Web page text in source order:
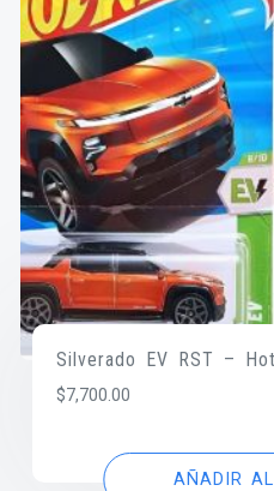
Silverado EV RST –
$7,700.00
AÑADIR